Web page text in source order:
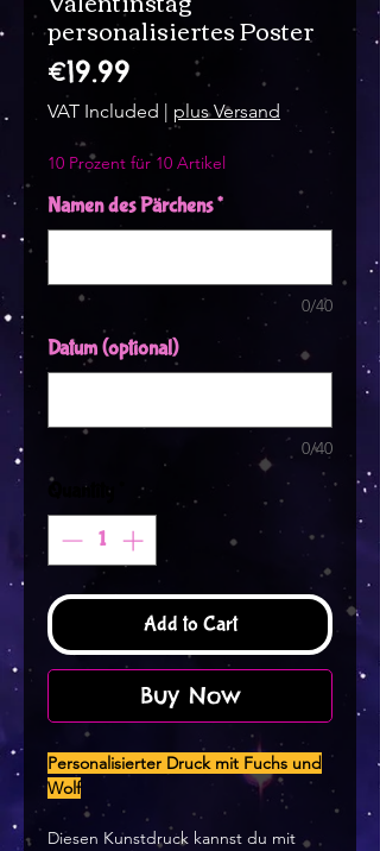
personalisiertes Poster
€19.99 Price
VAT Included | plus Versand
10 Prozent für 10 Artikel
Namen des Pärchens*
0/40
Datum (optional)
0/40
Quantity
Add to Cart
Buy Now
Personalisierter Druck mit Fuchs und
Wolf
Diesen Kunstdruck kannst du mit